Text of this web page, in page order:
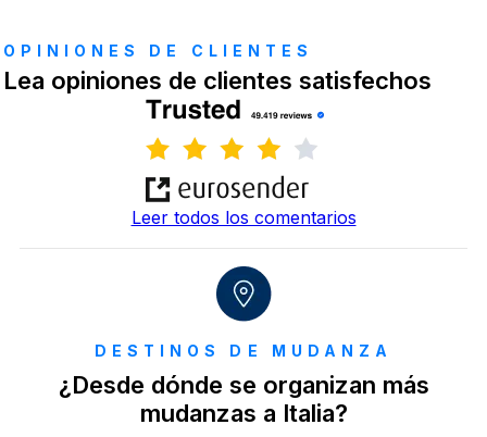
OPINIONES DE CLIENTES
Lea opiniones de clientes satisfechos
Leer todos los comentarios
DESTINOS DE MUDANZA
¿Desde dónde se organizan más
mudanzas a Italia?